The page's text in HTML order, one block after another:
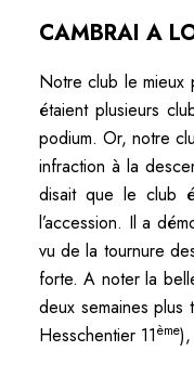
CAMBRAI A
Notre club le mieux
étaient plusieurs
podium. Or, notre
infraction à la
disait que le club
l’accession. Il a
vu de la tournure
forte. A noter la
deux semaines
Hesschentier 11ème),